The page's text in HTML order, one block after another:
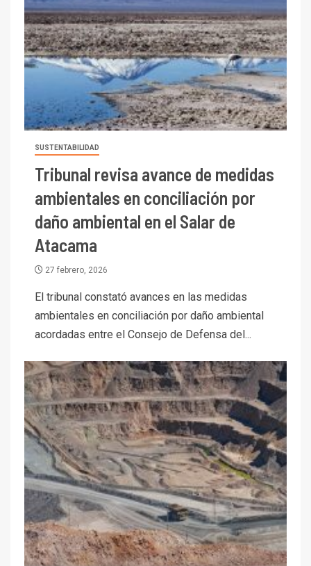
SUSTENTABILIDAD
Tribunal revisa avance de medidas
ambientales en conciliación por
daño ambiental en el Salar de
Atacama
27 febrero, 2026
El tribunal constató avances en las medidas
ambientales en conciliación por daño ambiental
acordadas entre el Consejo de Defensa del...